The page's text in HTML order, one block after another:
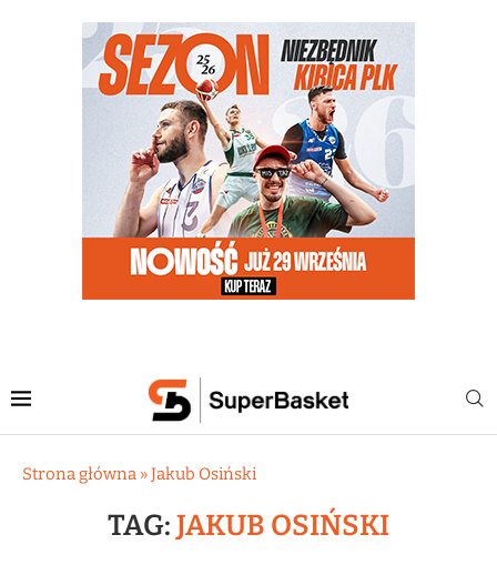
Strona główna »Jakub Osiński
TAG:JAKUB OSIŃSKI